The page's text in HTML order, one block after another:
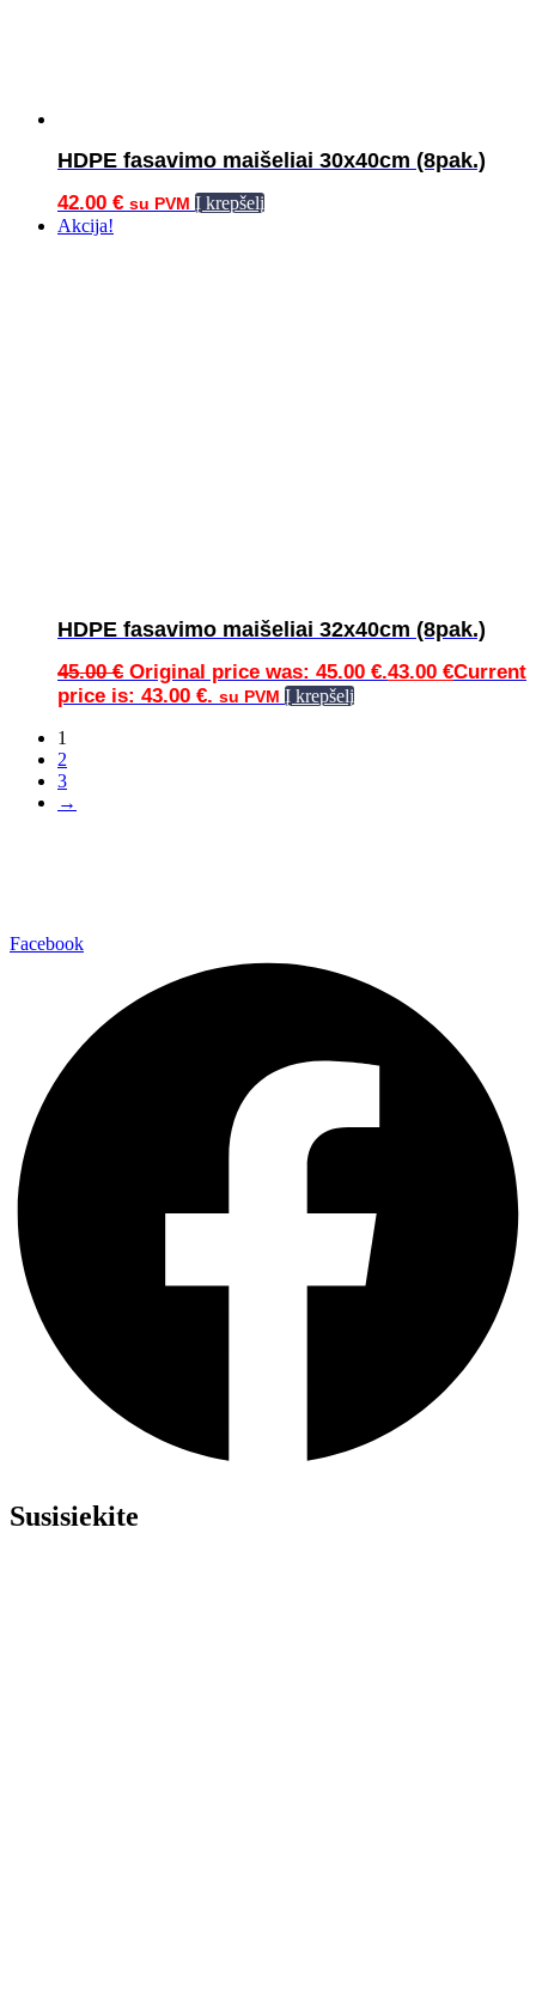
HDPE fasavimo maišeliai 30x40cm (8pak.)
42.00 € su PVM Į krepšelį
Akcija!
HDPE fasavimo maišeliai 32x40cm (8pak.)
45.00€ Original price was: 45.00 €.43.00 €Current
price is: 43.00 €. su PVM Į krepšelį
1
2
3
→
Facebook
Susisiekite